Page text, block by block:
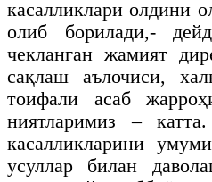
касалликлари олдини
олиб борилади,-
чекланган жамият
сақлаш аълочиси,
тоифали асаб
ниятларимиз –
касалликларини
усуллар билан